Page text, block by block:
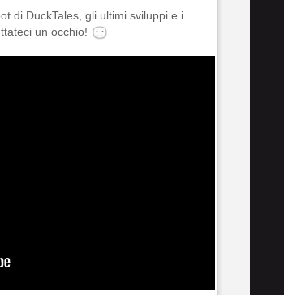
di DuckTales, gli ultimi sviluppi e i
un occhio!